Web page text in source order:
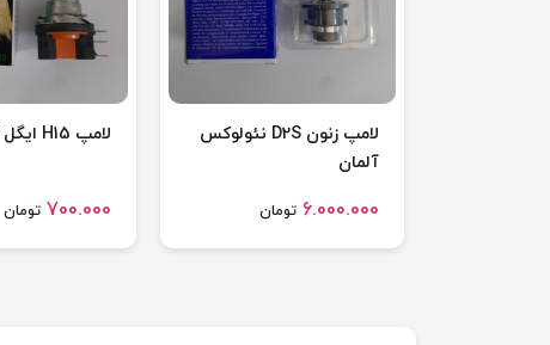
لامپ زنون D2S نئولوکس
آلمان
تومان6.000.000
لامپ H15 ایگل کره جنوبی
تومان700.000